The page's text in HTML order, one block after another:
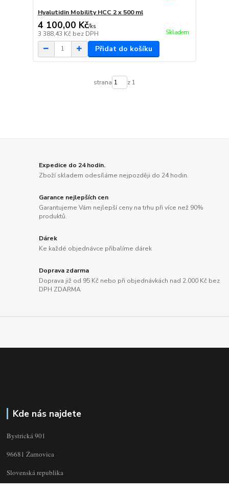
Hyalutidin Mobility HCC 2 x 500 ml
4 100,00 Kč/ks
3 388,43 Kč bez DPH Skladem
Přidat do košíku
strana z 1
Expedice do 24 hodin.
Zboží skladem odesíláme nejpozději do 24 hodin.
Garance nejlepších cen
Garantujeme Vám nejlepší ceny na trhu při více než 90%
produktů.
Dárek
Ke každé objednávce přibalíme dárek
Doprava zdarma
Doprava již od 95 Kč nebo při objednávkách nad 2.000 Kč bez
DPH ZDARMA
Kde nás najdete
Bystrická 901
96681 Žarnovica
Slovenská republika